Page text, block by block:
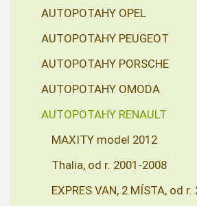
AUTOPOTAHY OPEL
AUTOPOTAHY PEUGEOT
AUTOPOTAHY PORSCHE
AUTOPOTAHY OMODA
AUTOPOTAHY RENAULT
MAXITY model 2012
Thalia, od r. 2001-2008
EXPRES VAN, 2 MÍSTA, od r.